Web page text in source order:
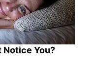
Notice You?